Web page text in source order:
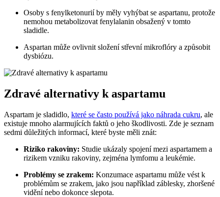
Osoby s fenylketonurií by měly vyhýbat se aspartanu, protože
nemohou metabolizovat fenylalanin obsažený v tomto
sladidle.
Aspartan může ovlivnit složení střevní mikroflóry a způsobit
dysbiózu.
Zdravé alternativy k aspartamu
Aspartam je sladidlo, které se často používá jako náhrada cukru, ale
existuje mnoho alarmujících faktů o jeho škodlivosti. Zde je seznam
sedmi důležitých informací, které byste měli znát:
Riziko rakoviny: Studie ukázaly spojení mezi aspartamem a
rizikem vzniku rakoviny, zejména lymfomu a leukémie.
Problémy se zrakem: Konzumace aspartamu může vést k
problémům se zrakem, jako jsou například záblesky, zhoršené
vidění nebo dokonce slepota.